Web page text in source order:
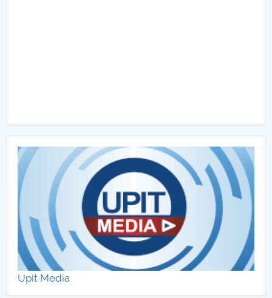
Chestionar angajabilitate ALUMNI – UPB
CAR2026
MENIU CANTINA
Metodologii Senat 2024
Metodologii Senat 2025
Metodologii Senat 2026
Upit Media